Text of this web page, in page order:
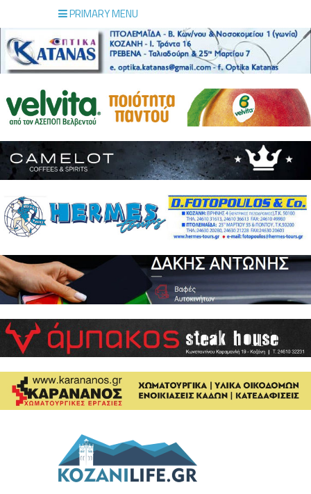
PRIMARY MENU